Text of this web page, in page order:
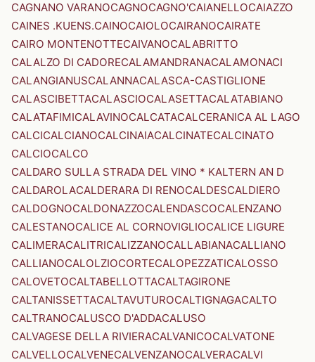
CAGNANO VARANOCAGNOCAGNO'CAIANELLOCAIAZZO
CAINES .KUENS.CAINOCAIOLOCAIRANOCAIRATE
CAIRO MONTENOTTECAIVANOCALABRITTO
CALALZO DI CADORECALAMANDRANACALAMONACI
CALANGIANUSCALANNACALASCA-CASTIGLIONE
CALASCIBETTACALASCIOCALASETTACALATABIANO
CALATAFIMICALAVINOCALCATACALCERANICA AL LAGO
CALCICALCIANOCALCINAIACALCINATECALCINATO
CALCIOCALCO
CALDARO SULLA STRADA DEL VINO * KALTERN AN D
CALDAROLACALDERARA DI RENOCALDESCALDIERO
CALDOGNOCALDONAZZOCALENDASCOCALENZANO
CALESTANOCALICE AL CORNOVIGLIOCALICE LIGURE
CALIMERACALITRICALIZZANOCALLABIANACALLIANO
CALLIANOCALOLZIOCORTECALOPEZZATICALOSSO
CALOVETOCALTABELLOTTACALTAGIRONE
CALTANISSETTACALTAVUTUROCALTIGNAGACALTO
CALTRANOCALUSCO D'ADDACALUSO
CALVAGESE DELLA RIVIERACALVANICOCALVATONE
CALVELLOCALVENECALVENZANOCALVERACALVI